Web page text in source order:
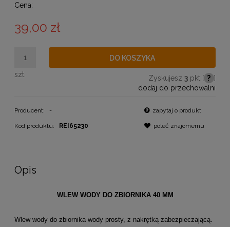
Cena:
39,00 zł
szt.
DO KOSZYKA
Zyskujesz 3pkt [ ? ]
dodaj do przechowalni
Producent: -
Kod produktu: REI65230
zapytaj o produkt
poleć znajomemu
Opis
WLEW WODY DO ZBIORNIKA 40 MM
Wlew wody do zbiornika wody prosty, z nakrętką zabezpieczającą.